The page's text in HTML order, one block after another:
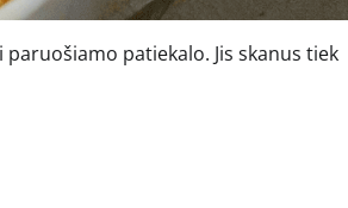
patiekalo. Jis skanus tiek